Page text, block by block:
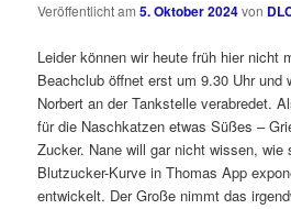
Veröffentlicht am5. Oktober 2024von
Leider können wir heute früh hier nicht
Beachclub öffnet erst um 9.30 Uhr und
Norbert an der Tankstelle verabredet.
für die Naschkatzen etwas Süßes –
Zucker. Nane will gar nicht wissen, wie
Blutzucker-Kurve in Thomas App
entwickelt. Der Große nimmt das